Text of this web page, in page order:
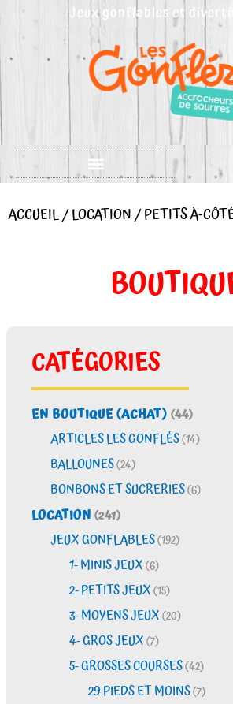
contenu
Jeux gonflables et
ACCUEIL/LOCATION/ PETITS À-
CATÉGORIES
EN BOUTIQUE (ACHAT) (44)
ARTICLES LES GONFLÉS(14)
BALLOUNES(24)
BONBONS ET SUCRERIES(6)
LOCATION (241)
JEUX GONFLABLES(192)
1- MINIS JEUX(6)
2- PETITS JEUX(15)
3- MOYENS JEUX(20)
4- GROS JEUX(7)
5- GROSSES COURSES(42)
29 PIEDS ET MOINS(7)